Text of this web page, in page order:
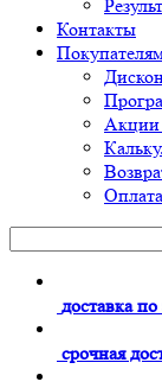
Контакты
Акции
Оплата
доставка
срочная